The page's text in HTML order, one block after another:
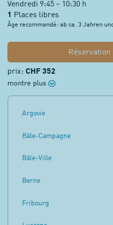
Vendredi 9:45 – 10:30 h
1 Places libres
Âge recommandé: ab ca. 3 Jahren
prix: CHF 352
montre plus
Argovie
Bâle-Campagne
Bâle-Ville
Berne
Fribourg